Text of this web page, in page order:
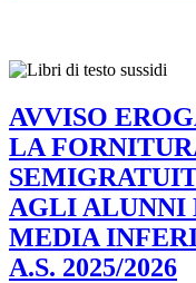
AVVISO
LA
AGLI ALUNNI
MEDIA
A.S. 2025/2026